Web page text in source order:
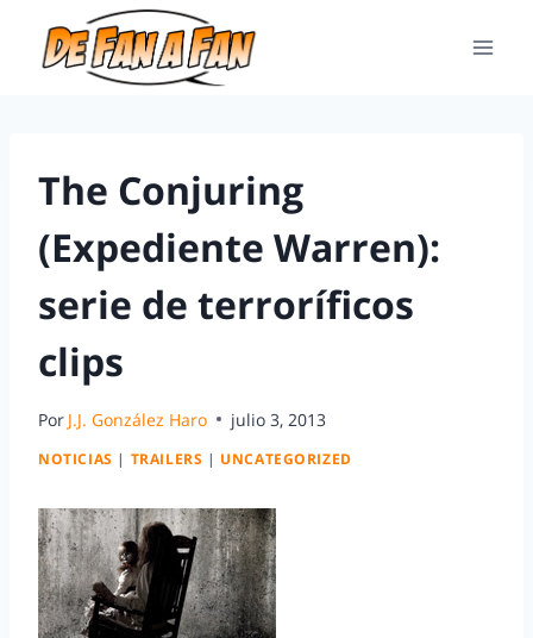
The Conjuring
(Expediente Warren):
serie de terroríficos
clips
Por J.J. González Haro julio 3, 2013
NOTICIAS | TRAILERS | UNCATEGORIZED